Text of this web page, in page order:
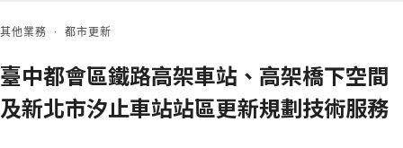
其他業務 · 都市更新
臺中都會區鐵路高架車站、高架橋下空間
及新北市汐止車站站區更新規劃技術服務